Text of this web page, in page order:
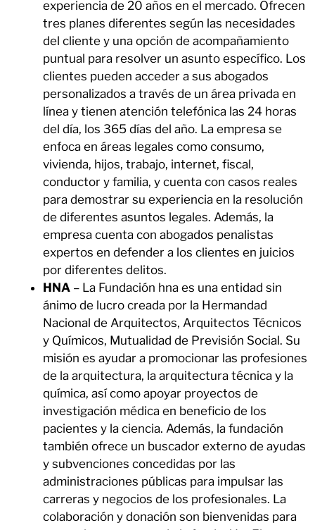
experiencia de 20 años en el mercado. Ofrecen
tres planes diferentes según las necesidades
del cliente y una opción de acompañamiento
puntual para resolver un asunto específico. Los
clientes pueden acceder a sus abogados
personalizados a través de un área privada en
línea y tienen atención telefónica las 24 horas
del día, los 365 días del año. La empresa se
enfoca en áreas legales como consumo,
vivienda, hijos, trabajo, internet, fiscal,
conductor y familia, y cuenta con casos reales
para demostrar su experiencia en la resolución
de diferentes asuntos legales. Además, la
empresa cuenta con abogados penalistas
expertos en defender a los clientes en juicios
por diferentes delitos.
HNA – La Fundación hna es una entidad sin
ánimo de lucro creada por la Hermandad
Nacional de Arquitectos, Arquitectos Técnicos
y Químicos, Mutualidad de Previsión Social. Su
misión es ayudar a promocionar las profesiones
de la arquitectura, la arquitectura técnica y la
química, así como apoyar proyectos de
investigación médica en beneficio de los
pacientes y la ciencia. Además, la fundación
también ofrece un buscador externo de ayudas
y subvenciones concedidas por las
administraciones públicas para impulsar las
carreras y negocios de los profesionales. La
colaboración y donación son bienvenidas para